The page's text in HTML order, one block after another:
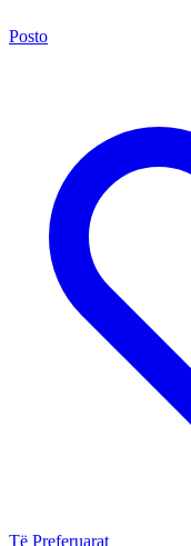
Posto
Të Preferuarat